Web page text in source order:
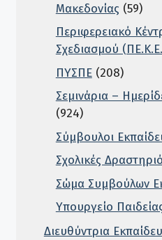
Μακεδονίας (59)
Περιφερειακό
Σχεδιασμού
ΠΥΣΠΕ(208)
Σεμινάρια –
(924)
Σύμβουλοι
Σχολικές
Σώμα Συμβούλων
Υπουργείο
Διευθύντρια